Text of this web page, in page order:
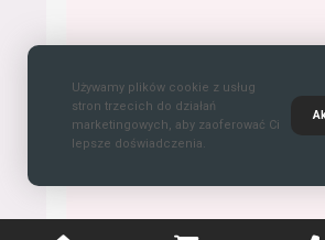
Używamy plików cookie z usług
stron trzecich do działań
marketingowych, aby zaoferować Ci
lepsze doświadczenia.